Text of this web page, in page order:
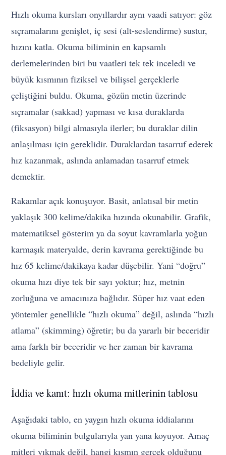
Hızlı okuma kursları onyıllardır aynı vaadi satıyor: göz
sıçramalarını genişlet, iç sesi (alt-seslendirme) sustur,
hızını katla. Okuma biliminin en kapsamlı
derlemelerinden biri bu vaatleri tek tek inceledi ve
büyük kısmının fiziksel ve bilişsel gerçeklerle
çeliştiğini buldu. Okuma, gözün metin üzerinde
sıçramalar (sakkad) yapması ve kısa duraklarda
(fiksasyon) bilgi almasıyla ilerler; bu duraklar dilin
anlaşılması için gereklidir. Duraklardan tasarruf ederek
hız kazanmak, aslında anlamadan tasarruf etmek
demektir.
Rakamlar açık konuşuyor. Basit, anlatısal bir metin
yaklaşık 300 kelime/dakika hızında okunabilir. Grafik,
matematiksel gösterim ya da soyut kavramlarla yoğun
karmaşık materyalde, derin kavrama gerektiğinde bu
hız 65 kelime/dakikaya kadar düşebilir. Yani “doğru”
okuma hızı diye tek bir sayı yoktur; hız, metnin
zorluğuna ve amacınıza bağlıdır. Süper hız vaat eden
yöntemler genellikle “hızlı okuma” değil, aslında “hızlı
atlama” (skimming) öğretir; bu da yararlı bir beceridir
ama farklı bir beceridir ve her zaman bir kavrama
bedeliyle gelir.
İddia ve kanıt: hızlı okuma mitlerinin tablosu
Aşağıdaki tablo, en yaygın hızlı okuma iddialarını
okuma biliminin bulgularıyla yan yana koyuyor. Amaç
mitleri yıkmak değil, hangi kısmın gerçek olduğunu